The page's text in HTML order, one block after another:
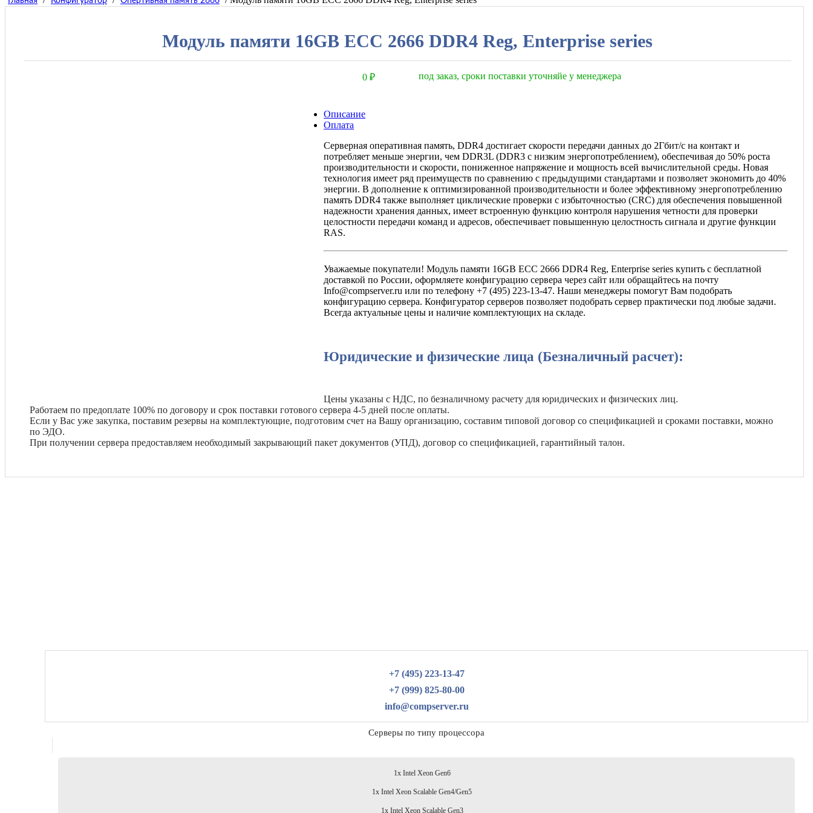
Модуль памяти 16GB ECC 2666 DDR4 Reg, Enterprise series
0 ₽ под заказ, сроки поставки уточняйе у менеджера
Описание
Оплата
Серверная оперативная память, DDR4 достигает скорости передачи данных до 2Гбит/с на контакт и
потребляет меньше энергии, чем DDR3L (DDR3 с низким энергопотреблением), обеспечивая до 50% роста
производительности и скорости, пониженное напряжение и мощность всей вычислительной среды. Новая
технология имеет ряд преимуществ по сравнению с предыдущими стандартами и позволяет экономить до 40%
энергии. В дополнение к оптимизированной производительности и более эффективному энергопотреблению
память DDR4 также выполняет циклические проверки с избыточностью (CRC) для обеспечения повышенной
надежности хранения данных, имеет встроенную функцию контроля нарушения четности для проверки
целостности передачи команд и адресов, обеспечивает повышенную целостность сигнала и другие функции
RAS.
Уважаемые покупатели! Модуль памяти 16GB ECC 2666 DDR4 Reg, Enterprise series купить с бесплатной
доставкой по России, оформляете конфигурацию сервера через сайт или обращайтесь на почту
Info@compserver.ru или по телефону +7 (495) 223-13-47. Наши менеджеры помогут Вам подобрать
конфигурацию сервера. Конфигуратор серверов позволяет подобрать сервер практически под любые задачи.
Всегда актуальные цены и наличие комплектующих на складе.
Юридические и физические лица (Безналичный расчет):
Цены указаны с НДС, по безналичному расчету для юридических и физических лиц.
Работаем по предоплате 100% по договору и срок поставки готового сервера 4-5 дней после оплаты.
Если у Вас уже закупка, поставим резервы на комплектующие, подготовим счет на Вашу организацию, составим типовой договор со спецификацией и сроками поставки, можно
по ЭДО.
При получении сервера предоставляем необходимый закрывающий пакет документов (УПД), договор со спецификацией, гарантийный талон.
+7 (495) 223-13-47
+7 (999) 825-80-00
info@compserver.ru
Серверы по типу процессора
1x Intel Xeon Gen6
1x Intel Xeon Scalable Gen4/Gen5
1x Intel Xeon Scalable Gen3